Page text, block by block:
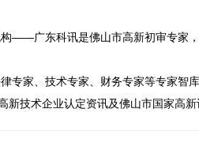
——广东科讯是佛山市高新初审专家
专家、技术专家、财务专家等专家智
新技术企业认定资讯及佛山市国家高